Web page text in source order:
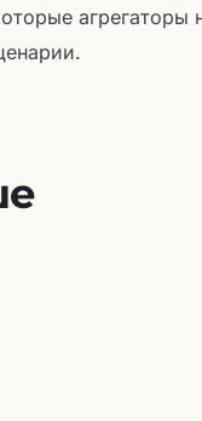
агрегаторы